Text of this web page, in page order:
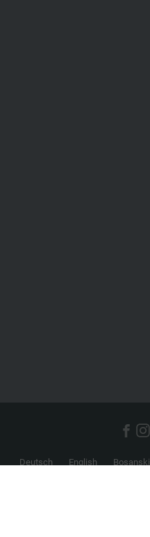
Deutsch English Bosanski